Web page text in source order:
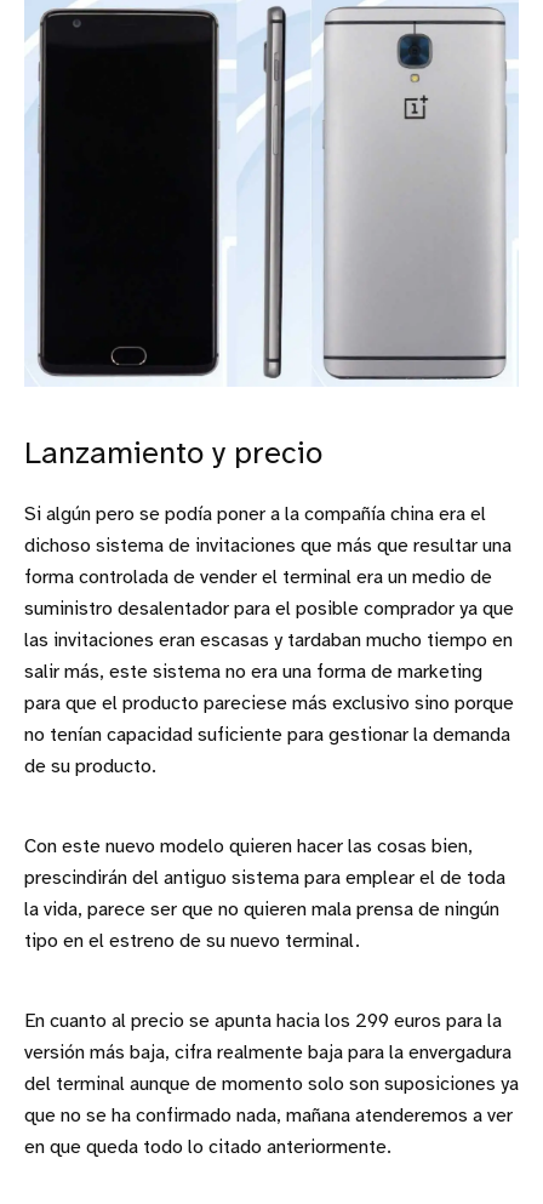
Lanzamiento y precio
Si algún pero se podía poner a la compañía china era el
dichoso sistema de invitaciones que más que resultar una
forma controlada de vender el terminal era un medio de
suministro desalentador para el posible comprador ya que
las invitaciones eran escasas y tardaban mucho tiempo en
salir más, este sistema no era una forma de marketing
para que el producto pareciese más exclusivo sino porque
no tenían capacidad suficiente para gestionar la demanda
de su producto.
Con este nuevo modelo quieren hacer las cosas bien,
prescindirán del antiguo sistema para emplear el de toda
la vida, parece ser que no quieren mala prensa de ningún
tipo en el estreno de su nuevo terminal.
En cuanto al precio se apunta hacia los 299 euros para la
versión más baja, cifra realmente baja para la envergadura
del terminal aunque de momento solo son suposiciones ya
que no se ha confirmado nada, mañana atenderemos a ver
en que queda todo lo citado anteriormente.